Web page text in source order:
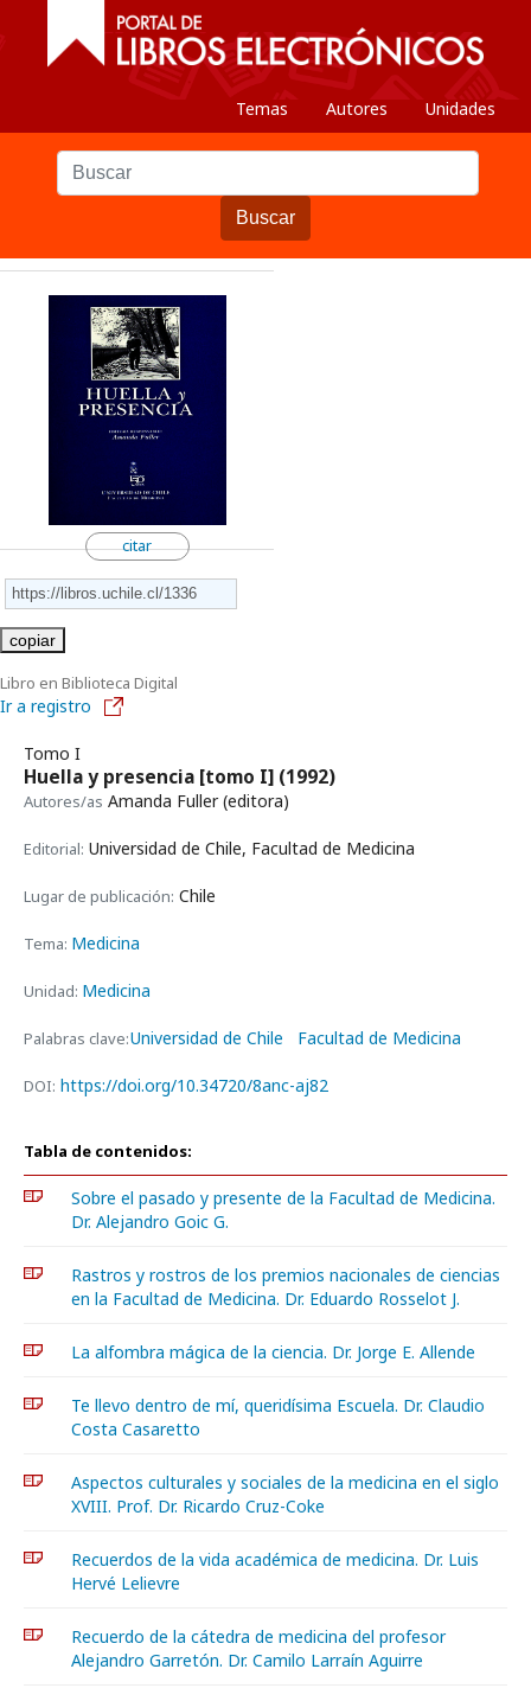
Temas Autores Unidades
Buscar
citar
copiar
Libro en Biblioteca Digital
Ir a registro
Tomo I
Huella y presencia [tomo I] (1992)
Autores/as Amanda Fuller (editora)
Editorial: Universidad de Chile, Facultad de Medicina
Lugar de publicación: Chile
Tema: Medicina
Unidad: Medicina
Palabras clave:Universidad de Chile Facultad de Medicina
DOI: https://doi.org/10.34720/8anc-aj82
Tabla de contenidos:
Sobre el pasado y presente de la Facultad de Medicina.
Dr. Alejandro Goic G.
Rastros y rostros de los premios nacionales de ciencias
en la Facultad de Medicina. Dr. Eduardo Rosselot J.
La alfombra mágica de la ciencia. Dr. Jorge E. Allende
Te llevo dentro de mí, queridísima Escuela. Dr. Claudio
Costa Casaretto
Aspectos culturales y sociales de la medicina en el siglo
XVIII. Prof. Dr. Ricardo Cruz-Coke
Recuerdos de la vida académica de medicina. Dr. Luis
Hervé Lelievre
Recuerdo de la cátedra de medicina del profesor
Alejandro Garretón. Dr. Camilo Larraín Aguirre